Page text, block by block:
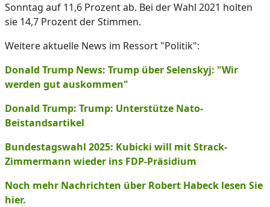
Sonntag auf 11,6 Prozent ab. Bei der Wahl 2021 holten
sie 14,7 Prozent der Stimmen.
Weitere aktuelle News im Ressort "Politik":
Donald Trump News: Trump über Selenskyj: "Wir
werden gut auskommen"
Donald Trump: Trump: Unterstütze Nato-
Beistandsartikel
Bundestagswahl 2025: Kubicki will mit Strack-
Zimmermann wieder ins FDP-Präsidium
Noch mehr Nachrichten über Robert Habeck lesen Sie
hier.